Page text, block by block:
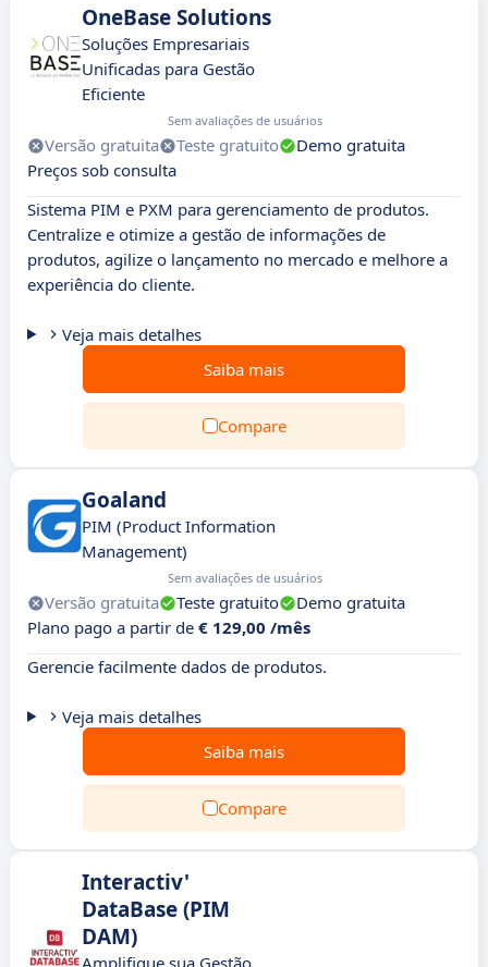
OneBase Solutions
Soluções Empresariais
Unificadas para Gestão
Eficiente
Sem avaliações de usuários
Versão gratuita Teste gratuito
Demo gratuita
Preços sob consulta
Sistema PIM e PXM para gerenciamento de produtos.
Centralize e otimize a gestão de informações de
produtos, agilize o lançamento no mercado e melhore a
experiência do cliente.
Veja mais detalhes
Saiba mais
Compare
Goaland
PIM (Product Information
Management)
Sem avaliações de usuários
Versão gratuita Teste gratuito
Demo gratuita
Plano pago a partir de € 129,00 /mês
Gerencie facilmente dados de produtos.
Veja mais detalhes
Saiba mais
Compare
Interactiv'
DataBase (PIM
DAM)
Amplifique sua Gestão